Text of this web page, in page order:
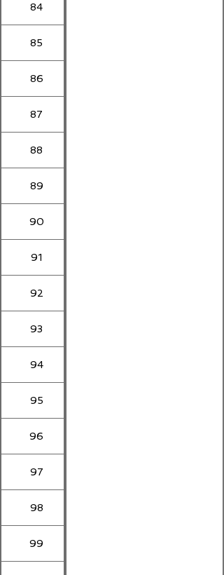
84
85
86
87
88
89
90
91
92
93
94
95
96
97
98
99